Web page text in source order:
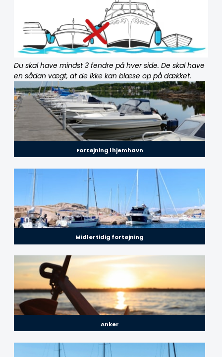
Du skal have mindst 3 fendre på hver side. De skal have
en sådan vægt, at de ikke kan blæse op på dækket.
Fortøjning i hjemhavn
Midlertidig fortøjning
Anker